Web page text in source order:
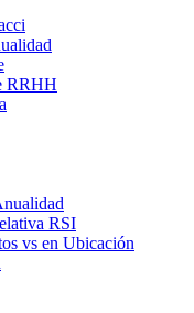
RRHH
RSI
vs en Ubicación